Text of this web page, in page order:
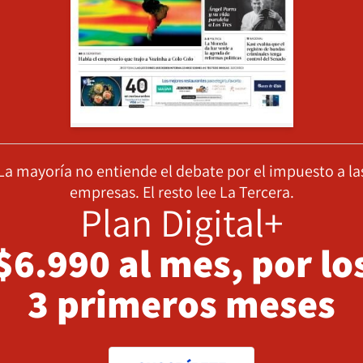
mayoría no entiende el debate por el impuesto a
empresas. El resto lee La Tercera.
Plan Digital+
al mes, por
3 primeros meses